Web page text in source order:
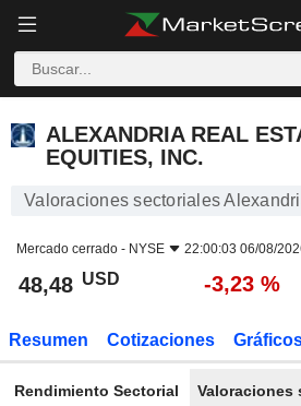
ALEXANDRIA REAL
EQUITIES, INC.
Valoraciones sectoriales
Mercado cerrado - NYSE 22:00:03 06/08/
48,48 USD -3,23 %
Resumen Cotizaciones
Rendimiento Sectorial Valoraciones